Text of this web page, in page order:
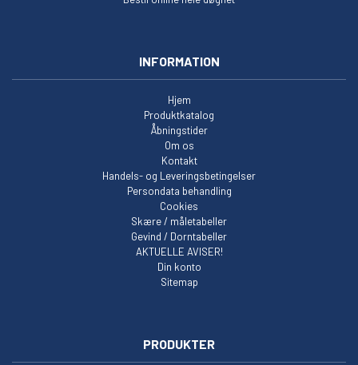
INFORMATION
Hjem
Produktkatalog
Åbningstider
Om os
Kontakt
Handels- og Leveringsbetingelser
Persondata behandling
Cookies
Skære / måletabeller
Gevind / Dorntabeller
AKTUELLE AVISER!
Din konto
Sitemap
PRODUKTER